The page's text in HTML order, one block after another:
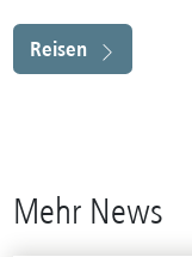
Reisen
Mehr News